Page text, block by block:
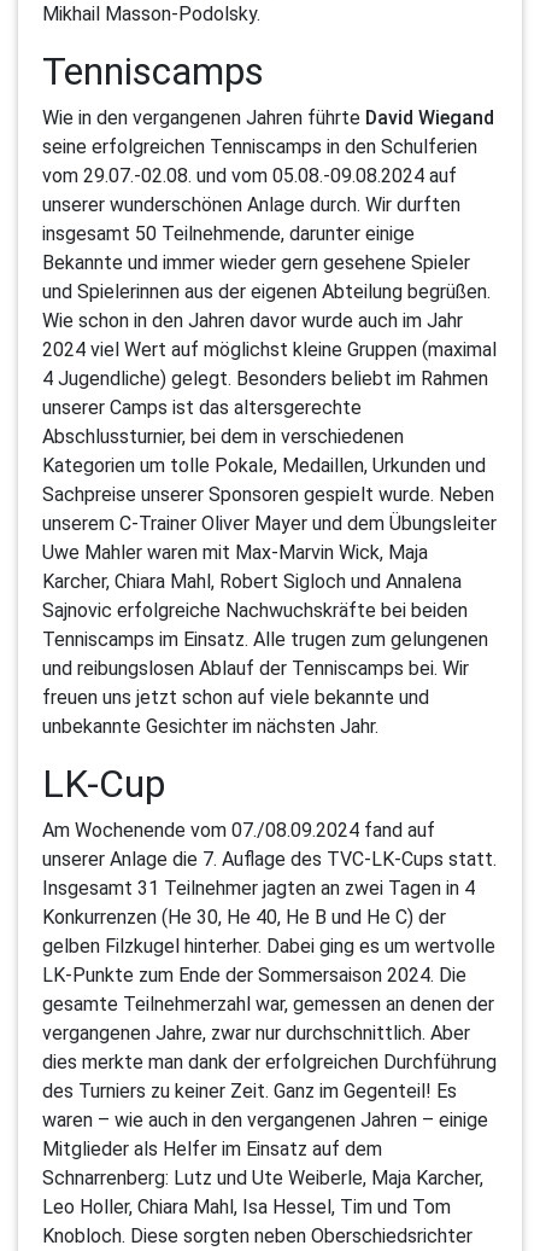
Mikhail Masson-Podolsky.
Tenniscamps
Wie in den vergangenen Jahren führte David Wiegand
seine erfolgreichen Tenniscamps in den Schulferien
vom 29.07.-02.08. und vom 05.08.-09.08.2024 auf
unserer wunderschönen Anlage durch. Wir durften
insgesamt 50 Teilnehmende, darunter einige
Bekannte und immer wieder gern gesehene Spieler
und Spielerinnen aus der eigenen Abteilung begrüßen.
Wie schon in den Jahren davor wurde auch im Jahr
2024 viel Wert auf möglichst kleine Gruppen (maximal
4 Jugendliche) gelegt. Besonders beliebt im Rahmen
unserer Camps ist das altersgerechte
Abschlussturnier, bei dem in verschiedenen
Kategorien um tolle Pokale, Medaillen, Urkunden und
Sachpreise unserer Sponsoren gespielt wurde. Neben
unserem C-Trainer Oliver Mayer und dem Übungsleiter
Uwe Mahler waren mit Max-Marvin Wick, Maja
Karcher, Chiara Mahl, Robert Sigloch und Annalena
Sajnovic erfolgreiche Nachwuchskräfte bei beiden
Tenniscamps im Einsatz. Alle trugen zum gelungenen
und reibungslosen Ablauf der Tenniscamps bei. Wir
freuen uns jetzt schon auf viele bekannte und
unbekannte Gesichter im nächsten Jahr.
LK-Cup
Am Wochenende vom 07./08.09.2024 fand auf
unserer Anlage die 7. Auflage des TVC-LK-Cups statt.
Insgesamt 31 Teilnehmer jagten an zwei Tagen in 4
Konkurrenzen (He 30, He 40, He B und He C) der
gelben Filzkugel hinterher. Dabei ging es um wertvolle
LK-Punkte zum Ende der Sommersaison 2024. Die
gesamte Teilnehmerzahl war, gemessen an denen der
vergangenen Jahre, zwar nur durchschnittlich. Aber
dies merkte man dank der erfolgreichen Durchführung
des Turniers zu keiner Zeit. Ganz im Gegenteil! Es
waren – wie auch in den vergangenen Jahren – einige
Mitglieder als Helfer im Einsatz auf dem
Schnarrenberg: Lutz und Ute Weiberle, Maja Karcher,
Leo Holler, Chiara Mahl, Isa Hessel, Tim und Tom
Knobloch. Diese sorgten neben Oberschiedsrichter